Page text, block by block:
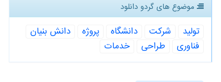
موضوع های گردو دانلود
تولید شركت دانشگاه پروژه
دانش بنیان
فناوری
طراحی خدمات